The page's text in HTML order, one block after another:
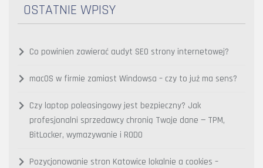
OSTATNIE WPISY
Co powinien zawierać audyt SEO strony internetowej?
macOS w firmie zamiast Windowsa – czy to już ma sens?
Czy laptop poleasingowy jest bezpieczny? Jak
profesjonalni sprzedawcy chronią Twoje dane — TPM,
BitLocker, wymazywanie i RODO
Pozycjonowanie stron Katowice lokalnie a cookies –